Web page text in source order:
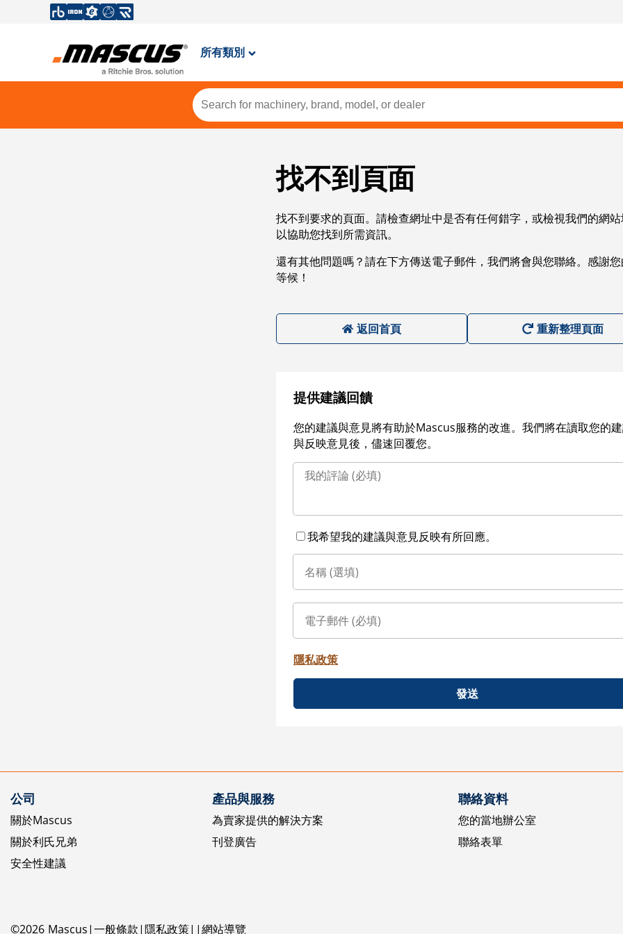
所有類別
找不到頁面
找不到要求的頁面。請檢查網址中是否有任何錯字，或檢視我們的網
以協助您找到所需資訊。
還有其他問題嗎？請在下方傳送電子郵件，我們將會與您聯絡。感謝
等候！
返回首頁 重新整理頁面
提供建議回饋
您的建議與意見將有助於Mascus服務的改進。我們將在讀取您的
與反映意見後，儘速回覆您。
我希望我的建議與意見反映有所回應。
隱私政策
發送
公司
關於Mascus
關於利氏兄弟
安全性建議
產品與服務
為賣家提供的解決方案
刊登廣告
聯絡資料
您的當地辦公室
聯絡表單
©2026 Mascus 一般條款 隱私政策 網站導覽